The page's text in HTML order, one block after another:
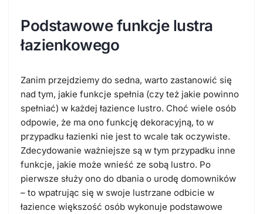
Podstawowe funkcje lustra
łazienkowego
Zanim przejdziemy do sedna, warto zastanowić się
nad tym, jakie funkcje spełnia (czy też jakie powinno
spełniać) w każdej łazience lustro. Choć wiele osób
odpowie, że ma ono funkcję dekoracyjną, to w
przypadku łazienki nie jest to wcale tak oczywiste.
Zdecydowanie ważniejsze są w tym przypadku inne
funkcje, jakie może wnieść ze sobą lustro. Po
pierwsze służy ono do dbania o urodę domowników
– to wpatrując się w swoje lustrzane odbicie w
łazience większość osób wykonuje podstawowe